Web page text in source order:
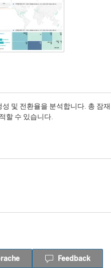
및 전환율을 분석합니다. 총 잠재
할 수 있습니다.
Feedback